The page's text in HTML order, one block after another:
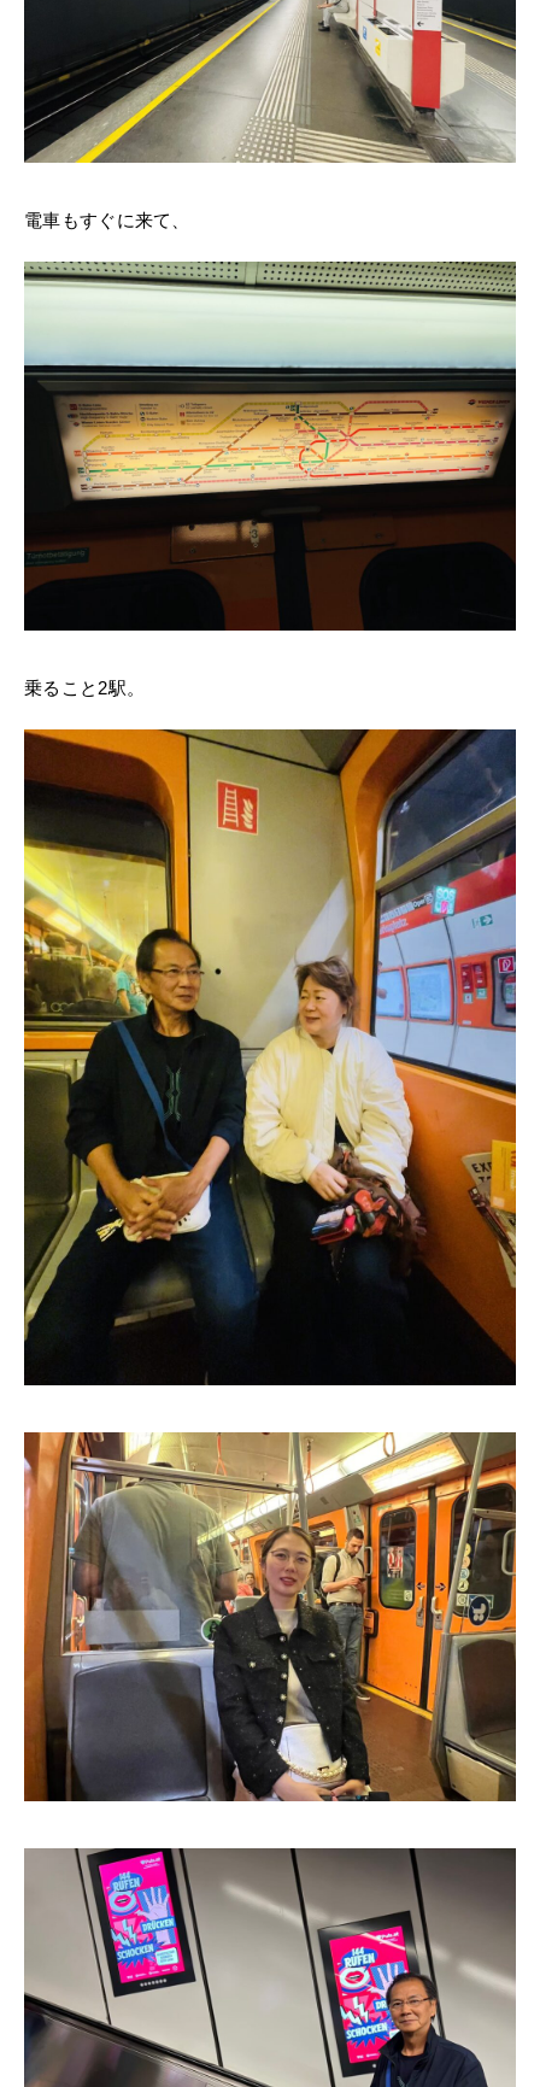
電車もすぐに来て、
乗ること2駅。